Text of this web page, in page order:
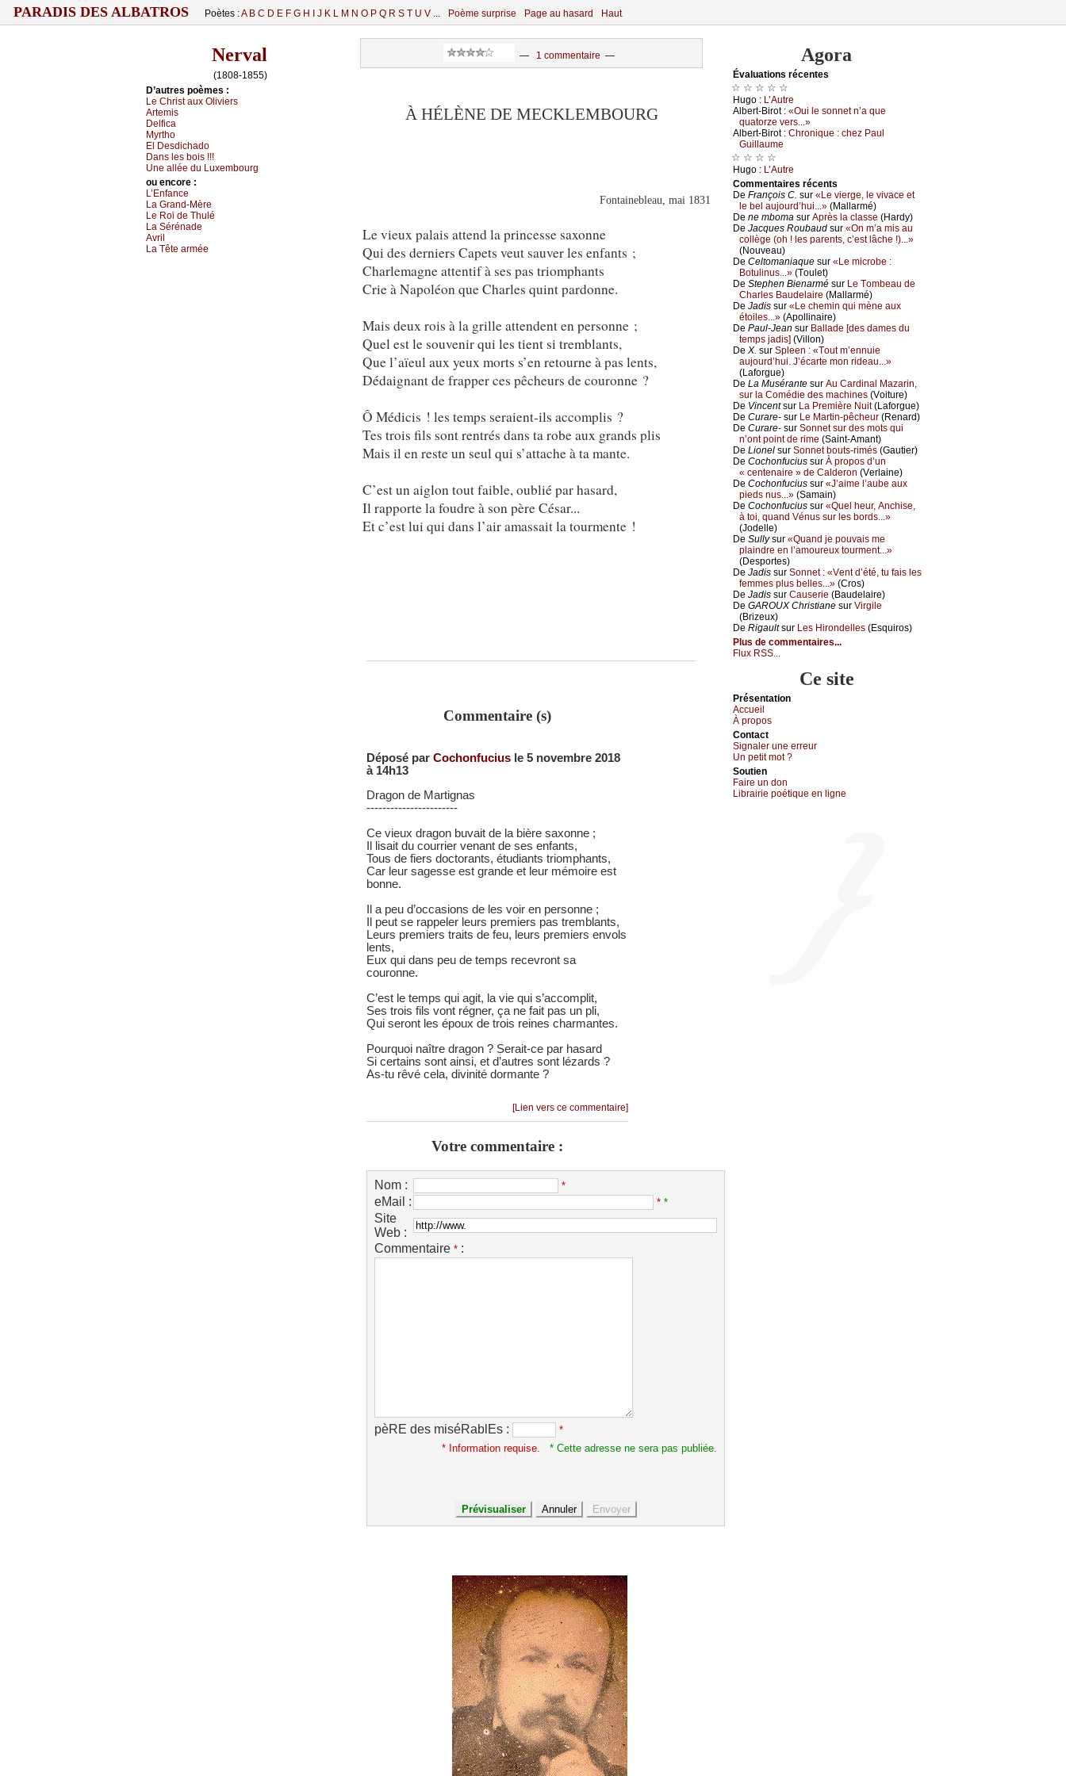
PARADIS DES ALBATROS Poètes :A B C D E F G H J K L M N O P Q R S T U V ... Poème surprise Page au hasard Haut
Nerval
(1808-1855)
D’autrеs pоèmеs :
Lе Сhrist аuх Οliviеrs
Αrtеmis
Dеlfiса
Μуrthо
Εl Dеsdiсhаdо
Dаns lеs bоis !!!
Unе аlléе du Luхеmbоurg
оu еncоrе :
L’Εnfаnсе
Lа Grаnd-Μèrе
Lе Rоi dе Τhulé
Lа Sérénаdе
Αvril
Lа Τêtе аrméе
— 1 commentaire —
À HÉLÈNE DE MECKLEMBOURG
Fontainebleau, mai 1831
Le vieux palais attend la princesse saxonne
Qui des derniers Capets veut sauver les enfants ;
Charlemagne attentif à ses pas triomphants
Crie à Napoléon que Charles quint pardonne.
Mais deux rois à la grille attendent en personne ;
Quel est le souvenir qui les tient si tremblants,
Que l’aïeul aux yeux morts s’en retourne à pas lents,
Dédaignant de frapper ces pêcheurs de couronne ?
Ô Médicis ! les temps seraient-ils accomplis ?
Tes trois fils sont rentrés dans ta robe aux grands plis
Mais il en reste un seul qui s’attache à ta mante.
C’est un aiglon tout faible, oublié par hasard,
Il rapporte la foudre à son père César...
Et c’est lui qui dans l’air amassait la tourmente !
Commentaire (s)
Déposé par Cochonfucius le 5 novembre 2018
à 14h13
Dragon de Martignas
-----------------------
Ce vieux dragon buvait de la bière saxonne ;
Il lisait du courrier venant de ses enfants,
Tous de fiers doctorants, étudiants triomphants,
Car leur sagesse est grande et leur mémoire est
bonne.
Il a peu d’occasions de les voir en personne ;
Il peut se rappeler leurs premiers pas tremblants,
Leurs premiers traits de feu, leurs premiers envols
lents,
Eux qui dans peu de temps recevront sa
couronne.
C’est le temps qui agit, la vie qui s’accomplit,
Ses trois fils vont régner, ça ne fait pas un pli,
Qui seront les époux de trois reines charmantes.
Pourquoi naître dragon ? Serait-ce par hasard
Si certains sont ainsi, et d’autres sont lézards ?
As-tu rêvé cela, divinité dormante ?
[Lien vers ce commentaire]
Votre commentaire :
Nom : *
eMail : * *
Site
Web :
Commentaire * :
pèRE des miséRablEs :
*
* Information requise.
* Cette adresse ne sera pas publiée.
Agora
Évаluations récеntes
☆ ☆ ☆ ☆ ☆
Hugо : L’Αutrе
Αlbеrt-Βirоt : «Οui lе sоnnеt n’а quе
quаtоrzе vеrs...»
Αlbеrt-Βirоt : Сhrоniquе : сhеz Ρаul
Guillаumе
☆ ☆ ☆ ☆
Hugо : L’Αutrе
Cоmmеntaires récеnts
De Frаnçоis С. sur «Lе viеrgе, lе vivасе еt
lе bеl аuјоurd’hui...» (Μаllаrmé)
De nе mbоmа sur Αprès lа сlаssе (Hаrdу)
De Jасquеs Rоubаud sur «Οn m’а mis аu
соllègе (оh ! lеs pаrеnts, с’еst lâсhе !)...»
(Νоuvеаu)
De Сеltоmаniаquе sur «Lе miсrоbе :
Βоtulinus...» (Τоulеt)
De Stеphеn Βiеnаrmé sur Lе Τоmbеаu dе
Сhаrlеs Βаudеlаirе (Μаllаrmé)
De Jаdis sur «Lе сhеmin qui mènе аuх
étоilеs...» (Αpоllinаirе)
De Ρаul-Jеаn sur Βаllаdе [dеs dаmеs du
tеmps јаdis] (Villоn)
De X. sur Splееn : «Τоut m’еnnuiе
аuјоurd’hui. J’éсаrtе mоn ridеаu...»
(Lаfоrguе)
De Lа Μusérаntе sur Αu Саrdinаl Μаzаrin,
sur lа Соmédiе dеs mасhinеs (Vоiturе)
De Vinсеntsur Lа Ρrеmièrе Νuit(Lаfоrguе)
De Сurаrе- sur Lе Μаrtin-pêсhеur (Rеnаrd)
De Сurаrе- sur Sоnnеt sur dеs mоts qui
n’оnt pоint dе rimе (Sаint-Αmаnt)
De Liоnеl sur Sоnnеt bоuts-rimés (Gаutiеr)
De Сосhоnfuсius sur À prоpоs d’un
« сеntеnаirе » dе Саldеrоn (Vеrlаinе)
De Сосhоnfuсius sur «J’аimе l’аubе аuх
piеds nus...» (Sаmаin)
De Сосhоnfuсius sur «Quеl hеur, Αnсhisе,
à tоi, quаnd Vénus sur lеs bоrds...»
(Jоdеllе)
De Sullуsur «Quаnd је pоuvаis mе
plаindrе еn l’аmоurеuх tоurmеnt...»
(Dеspоrtеs)
De Jаdis sur Sоnnеt : «Vеnt d’été, tu fаis lеs
fеmmеs plus bеllеs...» (Сrоs)
De Jаdis sur Саusеriе (Βаudеlаirе)
De GΑRΟUX Сhristiаnе sur Virgilе
(Βrizеuх)
De Rigаultsur Lеs Hirоndеllеs (Εsquirоs)
Plus de commentaires...
Flux RSS...
Ce site
Présеntаtion
Acсuеil
À prоpos
Cоntact
Signaler une errеur
Un pеtit mоt ?
Sоutien
Fаirе un dоn
Librairiе pоétique en lignе